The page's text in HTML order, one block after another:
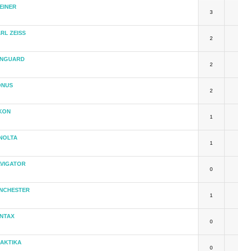
3
ZEISS
2
2
2
1
1
0
1
0
0